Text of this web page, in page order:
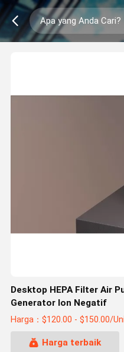
Desktop HEPA Filter Air
Generator Ion Negatif
Harga：$120.00 - $150.00/
Harga terbaik